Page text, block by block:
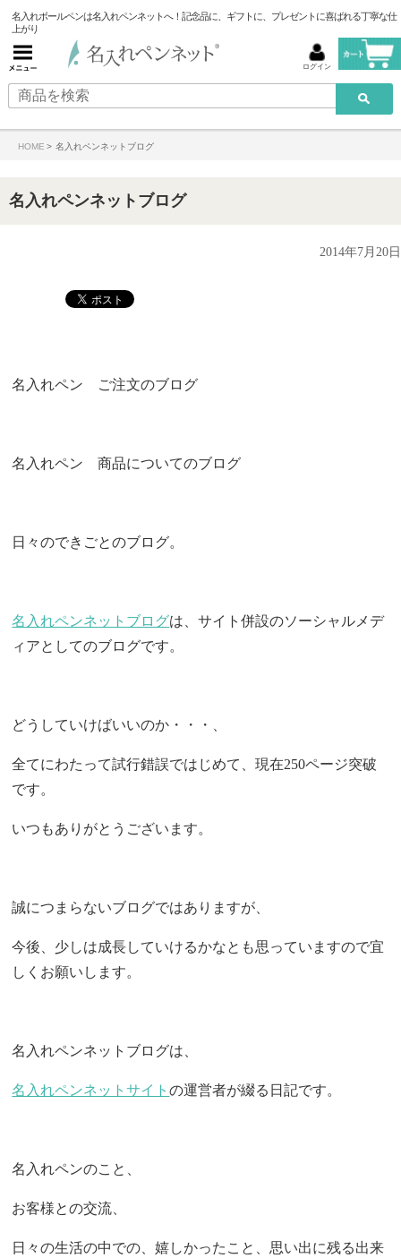
名入れボールペンは名入れペンネットへ！記念品に、ギフトに、プレゼントに喜ばれる丁寧な仕
上がり
ログイン
HOME > 名入れペンネットブログ
名入れペンネットブログ
2014年7月20日
名入れペン ご注文のブログ
名入れペン 商品についてのブログ
日々のできごとのブログ。
名入れペンネットブログは、サイト併設のソーシャルメデ
ィアとしてのブログです。
どうしていけばいいのか・・・、
全てにわたって試行錯誤ではじめて、現在250ページ突破
です。
いつもありがとうございます。
誠につまらないブログではありますが、
今後、少しは成長していけるかなとも思っていますので宜
しくお願いします。
名入れペンネットブログは、
名入れペンネットサイトの運営者が綴る日記です。
名入れペンのこと、
お客様との交流、
日々の生活の中での、嬉しかったこと、思い出に残る出来